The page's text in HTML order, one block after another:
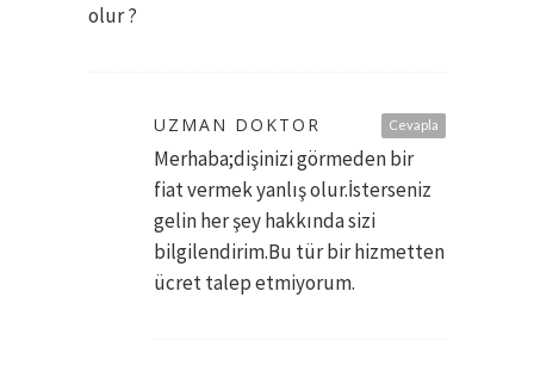
olur ?
Cevapla
UZMAN DOKTOR
Merhaba;dişinizi görmeden bir
fiat vermek yanlış olur.İsterseniz
gelin her şey hakkında sizi
bilgilendirim.Bu tür bir hizmetten
ücret talep etmiyorum.